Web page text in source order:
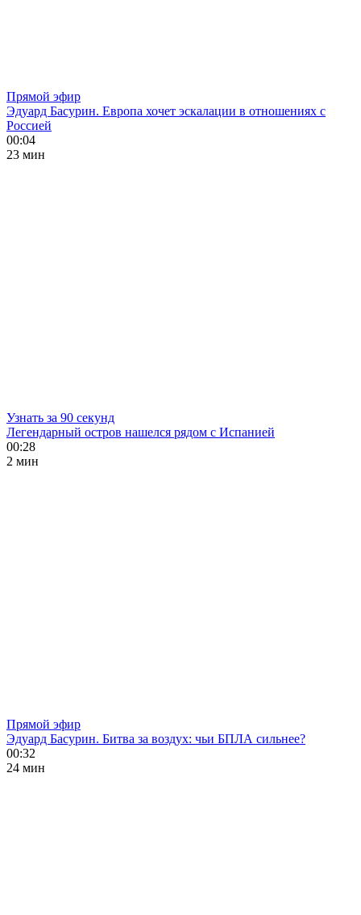
Прямой эфир
Эдуард Басурин. Европа хочет эскалации в отношениях с
Россией
00:04
23 мин
Узнать за 90 секунд
Легендарный остров нашелся рядом с Испанией
00:28
2 мин
Прямой эфир
Эдуард Басурин. Битва за воздух: чьи БПЛА сильнее?
00:32
24 мин